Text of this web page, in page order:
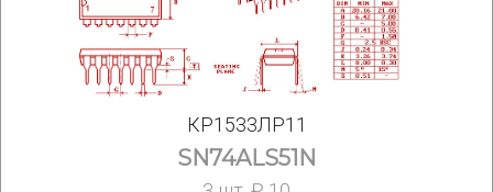
КР1533ЛР11
SN74ALS51N